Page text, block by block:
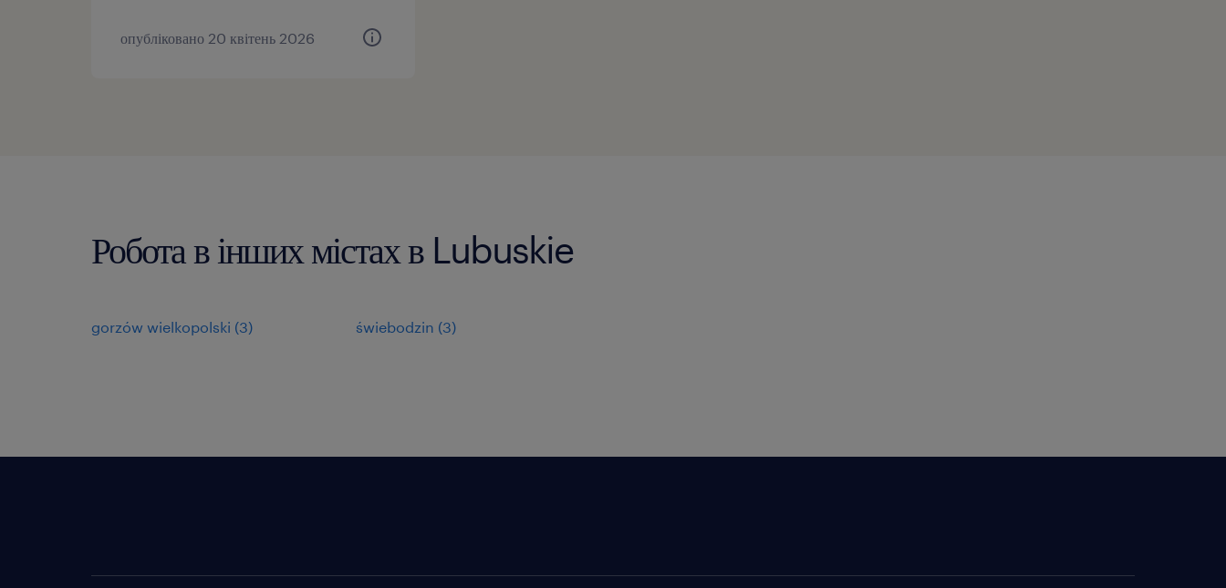
опубліковано 20 квітень 2026
Робота в інших містах в Lubuskie
gorzów wielkopolski (3) świebodzin (3)